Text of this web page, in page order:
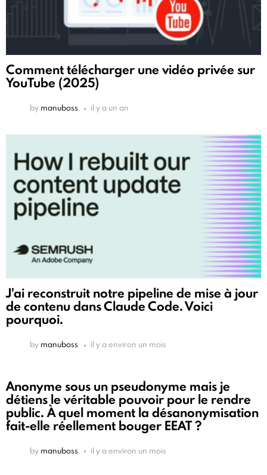
Comment télécharger une vidéo privée sur
YouTube (2025)
by manuboss il y a un an
J'ai reconstruit notre pipeline de mise à jour
de contenu dans Claude Code. Voici
pourquoi.
by manuboss il y a environ un mois
Anonyme sous un pseudonyme mais je
détiens le véritable pouvoir pour le rendre
public. À quel moment la désanonymisation
fait-elle réellement bouger EEAT ?
by manuboss il y a environ un mois